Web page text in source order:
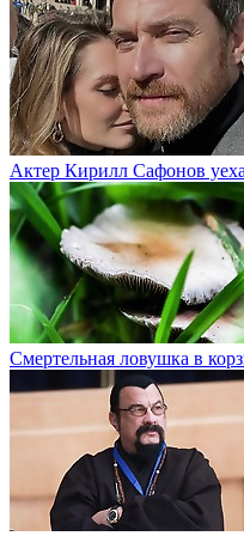
Актер Кирилл Сафонов
Смертельная ловушка в